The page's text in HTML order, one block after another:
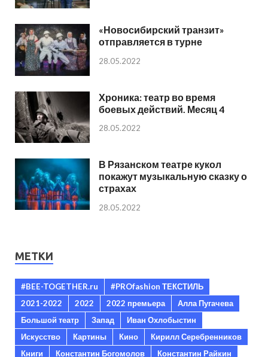
«Новосибирский транзит»
отправляется в турне
28.05.2022
Хроника: театр во время
боевых действий. Месяц 4
28.05.2022
В Рязанском театре кукол
покажут музыкальную сказку о
страхах
28.05.2022
МЕТКИ
#BEE-TOGETHER.ru
#PROfashion ТЕКСТИЛЬ
2021-2022
2022 2022 премьера
Алла Пугачева
Большой театр
Запад
Иван Охлобыстин
Искусство
Картины Кино
Кирилл Серебренников
Книги
Константин Богомолов
Константин Райкин